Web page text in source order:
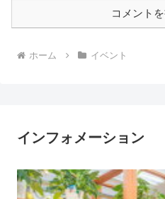
コメント
ホーム イベント
インフォメーション